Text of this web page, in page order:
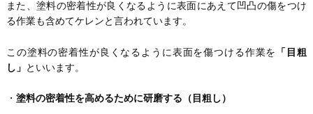
また、塗料の密着性が良くなるように表面にあえて凹凸の傷をつけ
る作業も含めてケレンと言われています。
この塗料の密着性が良くなるように表面を傷つける作業を
「目粗
し」 といいます。
・ 塗料の密着性を高めるために研磨する（目粗し）